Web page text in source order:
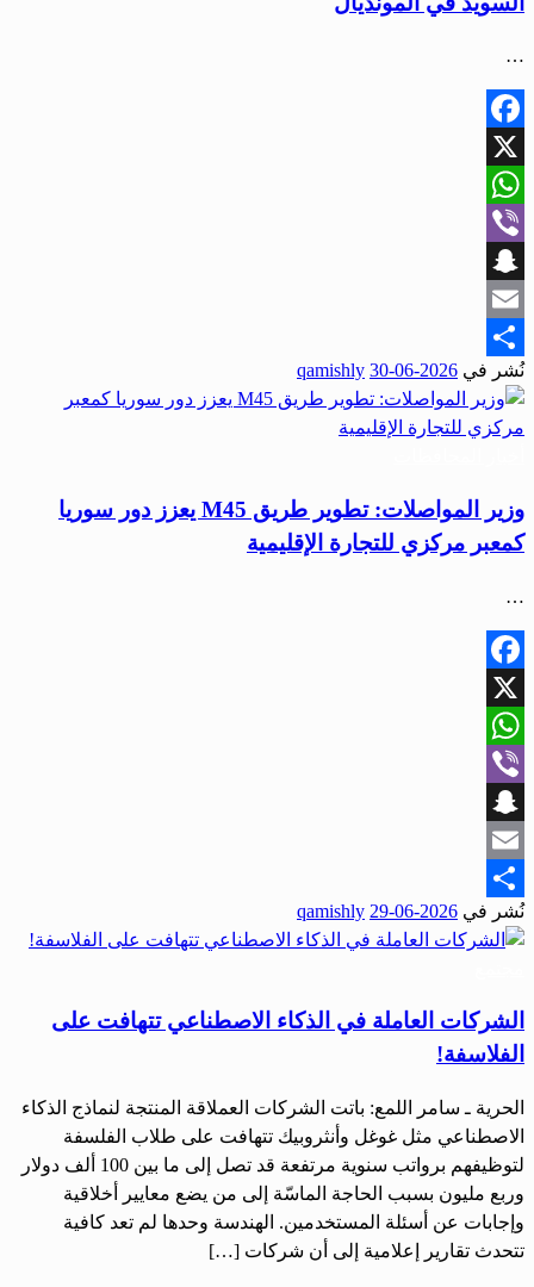
…
Facebook
X
WhatsApp
Viber
Snapchat
Email
Share
نُشر في 2026-06-30
qamishly
وزير المواصلات: تطوير طريق M45 يعزز دور سوريا
كمعبر مركزي للتجارة الإقليمية
…
Facebook
X
WhatsApp
Viber
Snapchat
Email
Share
نُشر في 2026-06-29
qamishly
الشركات العاملة في الذكاء الاصطناعي تتهافت على
الفلاسفة!
الحرية ـ سامر اللمع: باتت الشركات العملاقة المنتجة لنماذج الذكاء
الاصطناعي مثل غوغل وأنثروبيك تتهافت على طلاب الفلسفة
لتوظيفهم برواتب سنوية مرتفعة قد تصل إلى ما بين 100 ألف دولار
وربع مليون بسبب الحاجة الماسّة إلى من يضع معايير أخلاقية
وإجابات عن أسئلة المستخدمين. الهندسة وحدها لم تعد كافية
تتحدث تقارير إعلامية إلى أن شركات […]